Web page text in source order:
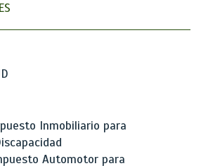
Inmobiliario para
Automotor para